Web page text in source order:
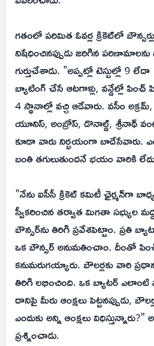
గతంలో పరిమిత ఓవర్ల క్రికెట్‌లో
నిషేధించినప్పుడు జరిగిన
గుర్తుచేశాడు. "అప్పట్లో టెస్టుల్లో 9
బ్యాటింగ్ చేసే ఆటగాళ్లు, వన్డేల్లో పించ్
4 స్థానాల్లో వచ్చి ఆడేవారు. వసీం
యూనిస్, అంబ్రోస్, డొనాల్డ్, శ్రీనాథ్
కూడా వారు నిర్భయంగా బాదేసేవారు.
బంతి తగులుతుందనే భయం వారికి
"నేను ఐసీసీ క్రికెట్ కమిటీ ఛైర్మన్‌గా
స్వీకరించిన తర్వాత మిగతా సభ్యుల
బౌన్సర్‌ను తిరిగి ప్రవేశపెట్టాం. ప్రతి
ఒక బౌన్సర్ అనుమతించాం. దీంతో పించ్
కనుమరుగయ్యారు. బౌలర్లకు వారి
తిరిగి లభించింది. ఒక బ్యాటర్
దానిపై మీరు ఆంక్షలు పెట్టనప్పుడు,
ఎందుకు అన్ని ఆంక్షలు
ప్రశ్నించాడు.